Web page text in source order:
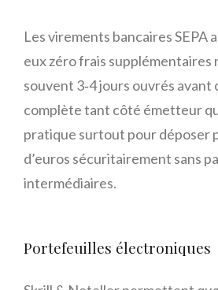
Les virements bancaires SEPA
eux zéro frais supplémentaires
souvent 3‑4 jours ouvrés
complète tant côté émetteur
pratique surtout pour déposer
d’euros sécuritairement sans
intermédiaires.
Portefeuilles électroniques